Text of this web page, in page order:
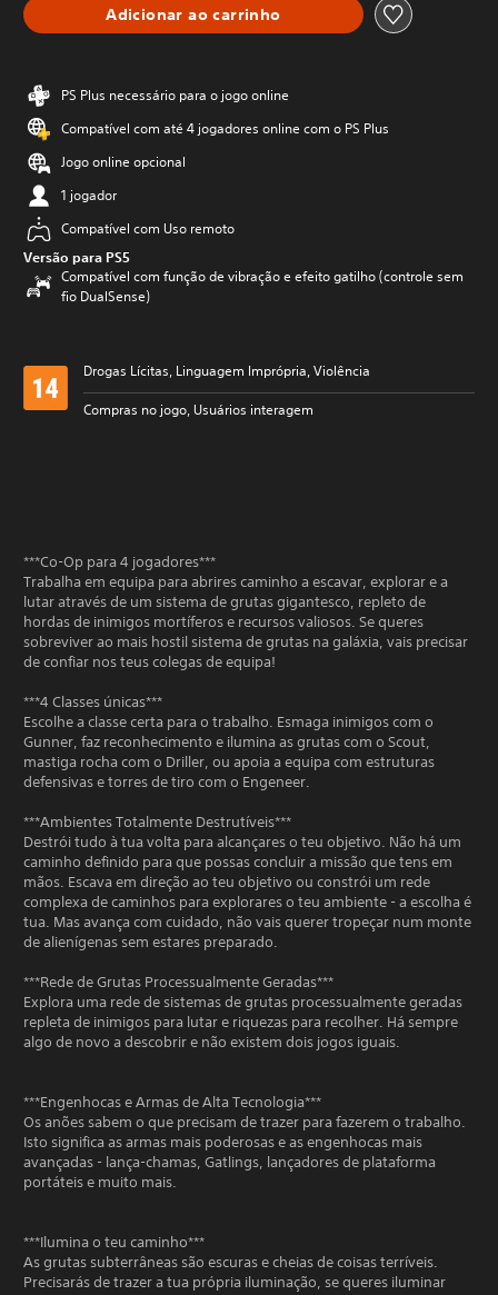
Adicionar ao carrinho
PS Plus necessário para o jogo online
Compatível com até 4 jogadores online com o PS Plus
Jogo online opcional
1 jogador
Compatível com Uso remoto
Versão para PS5
Compatível com função de vibração e efeito gatilho (controle sem
fio DualSense)
Drogas Lícitas, Linguagem Imprópria, Violência
Compras no jogo, Usuários interagem
***Co-Op para 4 jogadores***
Trabalha em equipa para abrires caminho a escavar, explorar e a
lutar através de um sistema de grutas gigantesco, repleto de
hordas de inimigos mortíferos e recursos valiosos. Se queres
sobreviver ao mais hostil sistema de grutas na galáxia, vais precisar
de confiar nos teus colegas de equipa!
***4 Classes únicas***
Escolhe a classe certa para o trabalho. Esmaga inimigos com o
Gunner, faz reconhecimento e ilumina as grutas com o Scout,
mastiga rocha com o Driller, ou apoia a equipa com estruturas
defensivas e torres de tiro com o Engeneer.
***Ambientes Totalmente Destrutíveis***
Destrói tudo à tua volta para alcançares o teu objetivo. Não há um
caminho definido para que possas concluir a missão que tens em
mãos. Escava em direção ao teu objetivo ou constrói um rede
complexa de caminhos para explorares o teu ambiente - a escolha é
tua. Mas avança com cuidado, não vais querer tropeçar num monte
de alienígenas sem estares preparado.
***Rede de Grutas Processualmente Geradas***
Explora uma rede de sistemas de grutas processualmente geradas
repleta de inimigos para lutar e riquezas para recolher. Há sempre
algo de novo a descobrir e não existem dois jogos iguais.
***Engenhocas e Armas de Alta Tecnologia***
Os anões sabem o que precisam de trazer para fazerem o trabalho.
Isto significa as armas mais poderosas e as engenhocas mais
avançadas - lança-chamas, Gatlings, lançadores de plataforma
portáteis e muito mais.
***Ilumina o teu caminho***
As grutas subterrâneas são escuras e cheias de coisas terríveis.
Precisarás de trazer a tua própria iluminação, se queres iluminar